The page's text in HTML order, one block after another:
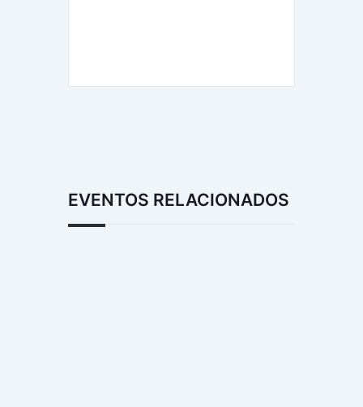
EVENTOS RELACIONADOS